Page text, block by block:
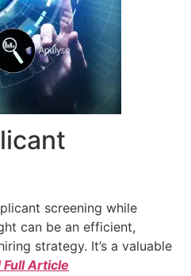
screening while
can be an efficient,
strategy. It’s a valuable
Full Article